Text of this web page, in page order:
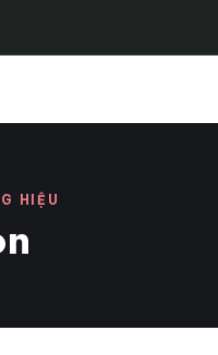
HIỆU